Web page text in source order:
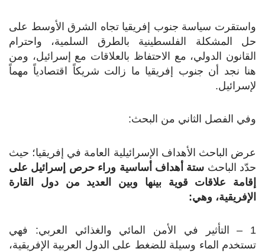
واستقرت سياسة جنوب إفريقيا تجاه الشرق الأوسط على
حل المشكلة الفلسطينية بالطرق السلمية، واحترام
القانون الدولي، مع الاحتفاظ بالعلاقات مع إسرائيل، ومن
هنا نجد أن جنوب إفريقيا ما زالت شريكاً اقتصادياً مهماً
لإسرائيل.
وفي الفصل الثاني من البحث:
عرض الباحث الأهداف الإسرائيلية العامة في إفريقيا؛ حيث
حدّد الباحث ستة أهداف أساسية وراء حرص إسرائيل على
إقامة علاقات قوية بينها وبين العديد من دول القارة
الإفريقية، وهي:
1 – التأثير في الأمن المائي والغذائي العربي: فهي
تستخدم الماء وسيلة للضغط على الدول العربية الإفريقية،